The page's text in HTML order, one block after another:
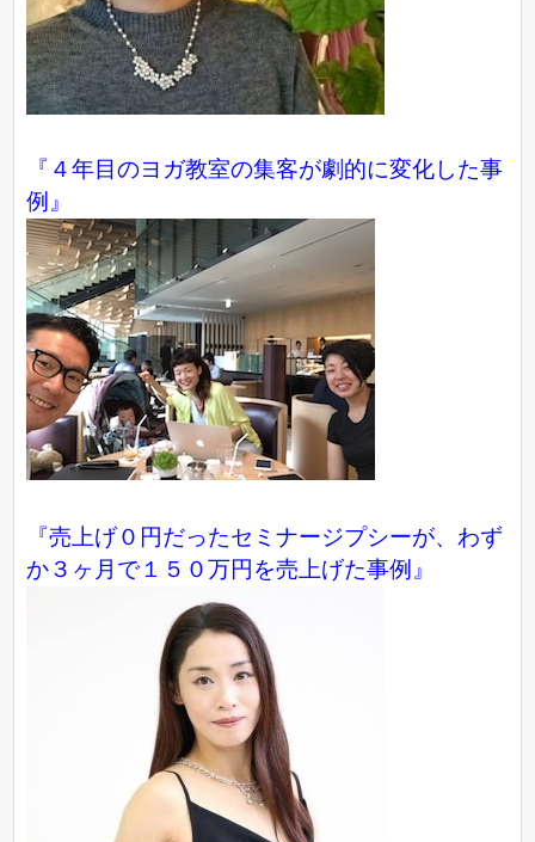
『４年目のヨガ教室の集客が劇的に変化した事
例』
『売上げ０円だったセミナージプシーが、わず
か３ヶ月で１５０万円を売上げた事例』